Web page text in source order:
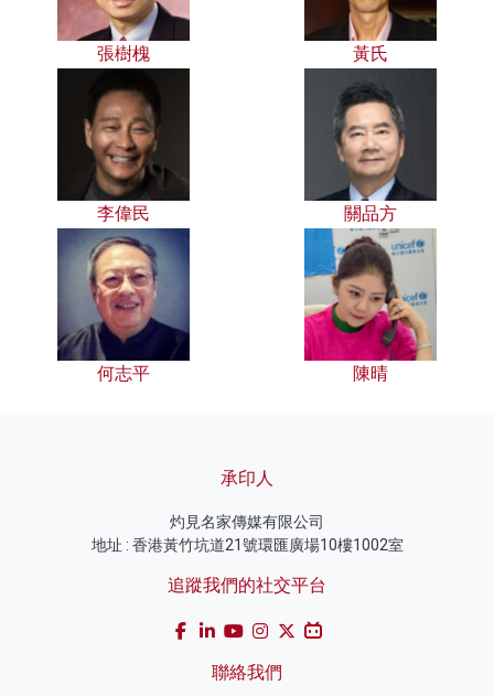
張樹槐 黃氏
李偉民 關品方
何志平 陳晴
承印人
灼見名家傳媒有限公司
地址 : 香港黃竹坑道21號環匯廣場10樓1002室
追蹤我們的社交平台
聯絡我們